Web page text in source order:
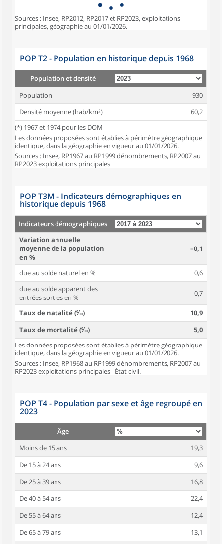
Sources : Insee, RP2012, RP2017 et RP2023, exploitations
principales, géographie au 01/01/2026.
POP T2 - Population en historique depuis 1968
Population et densité
Population
930
Densité moyenne (hab/km²)
60,2
(*) 1967 et 1974 pour les DOM
Les données proposées sont établies à périmètre géographique
identique, dans la géographie en vigueur au 01/01/2026.
Sources : Insee, RP1967 au RP1999 dénombrements, RP2007 au
RP2023 exploitations principales.
POP T3M - Indicateurs démographiques en
historique depuis 1968
Indicateurs démographiques
Variation annuelle
moyenne de la population
en %
–0,1
due au solde naturel en %
0,6
due au solde apparent des
entrées sorties en %
–0,7
Taux de natalité (‰)
10,9
Taux de mortalité (‰)
5,0
Les données proposées sont établies à périmètre géographique
identique, dans la géographie en vigueur au 01/01/2026.
Sources : Insee, RP1968 au RP1999 dénombrements, RP2007 au
RP2023 exploitations principales - État civil.
POP T4 - Population par sexe et âge regroupé en
2023
Âge
Moins de 15 ans
19,3
De 15 à 24 ans
9,6
De 25 à 39 ans
16,8
De 40 à 54 ans
22,4
De 55 à 64 ans
12,4
De 65 à 79 ans
13,1